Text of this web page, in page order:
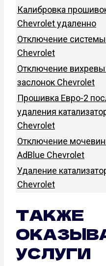
Калибровка
Chevrolet удаленно
Отключение системы
Chevrolet
Отключение
заслонок Chevrolet
Прошивка Евро-2
удаления
Chevrolet
Отключение
AdBlue Chevrolet
Удаление
Chevrolet
ТАКЖЕ
УСЛУГИ